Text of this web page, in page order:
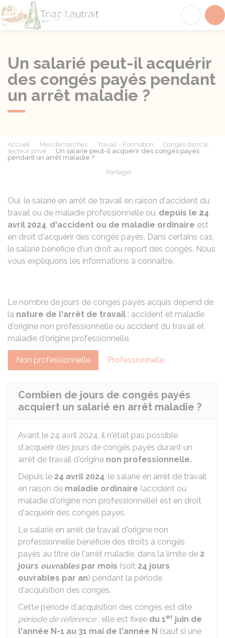
Un salarié peut-il acquérir
des congés payés pendant
un arrêt maladie ?
Accueil Mes démarches Travail - Formation
Congés dans le
secteur privé
Un salarié peut-il acquérir des congés payés
pendant un arrêt maladie ?
Partager
Oui, le salarié en arrêt de travail en raison d'accident du
travail ou de maladie professionnelle ou, depuis le 24
avril 2024, d'accident ou de maladie ordinaire est
en droit d'acquérir des congés payés. Dans certains cas,
le salarié bénéficie d'un droit au report des congés. Nous
vous expliquons les informations à connaître.
Le nombre de jours de congés payés acquis dépend de
la nature de l'arrêt de travail : accident et maladie
d'origine non professionnelle ou accident du travail et
maladie d'origine professionnelle.
Non professionnelle Professionnelle
Combien de jours de congés payés
acquiert un salarié en arrêt maladie ?
Avant le 24 avril 2024, il n'était pas possible
d'acquérir des jours de congés payés durant un
arrêt de travail d'origine non professionnelle.
Depuis le 24 avril 2024, le salarié en arrêt de travail
en raison de maladie ordinaire (accident ou
maladie d'origine non professionnelle) est en droit
d'acquérir des congés payés.
Le salarié en arrêt de travail d'origine non
professionnelle bénéficie des droits à congés
payés au titre de l'arrêt maladie, dans la limite de 2
jours ouvrablespar mois (soit 24 jours
ouvrables par an) pendant la période
d'acquisition des congés.
Cette période d'acquisition des congés est dite
période de référence: elle est fixée du 1er juin de
l'année N-1 au 31 mai de l'année N (sauf si une